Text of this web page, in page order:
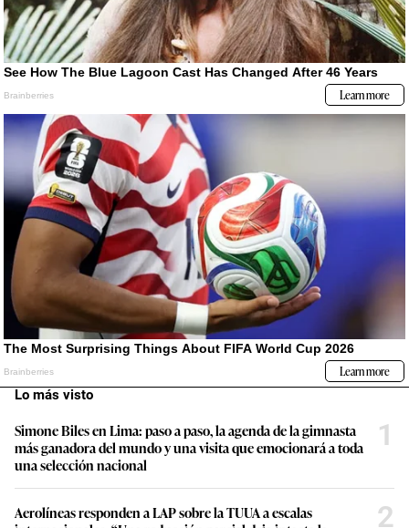
Lo más visto
Simone Biles en Lima: paso a paso, la agenda de la gimnasta
más ganadora del mundo y una visita que emocionará a toda
una selección nacional
1
Aerolíneas responden a LAP sobre la TUUA a escalas
2